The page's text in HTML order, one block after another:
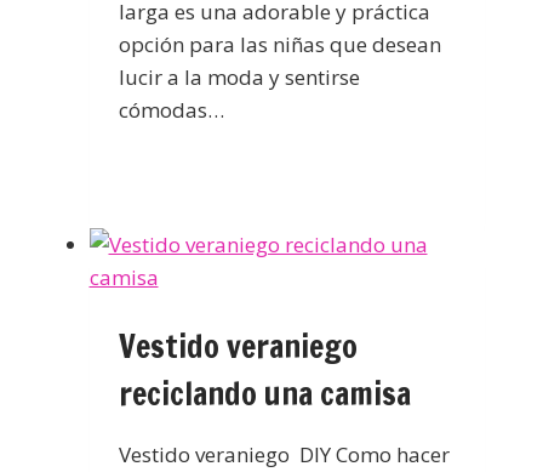
larga es una adorable y práctica
opción para las niñas que desean
lucir a la moda y sentirse
cómodas…
Vestido veraniego
reciclando una camisa
Vestido veraniego DIY Como hacer